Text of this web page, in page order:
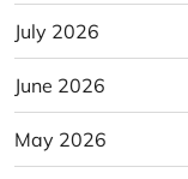
July 2026
June 2026
May 2026